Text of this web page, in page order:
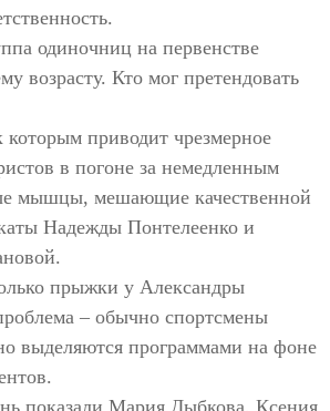
одиночниц на первенстве
возрасту. Кто мог претендовать
приводит чрезмерное
в погоне за немедленным
мышцы, мешающие качественной
Надежды Понтелеенко и
прыжки у Александры
– обычно спортсмены
выделяются программами на фоне
показали Мария Дыбкова, Ксения